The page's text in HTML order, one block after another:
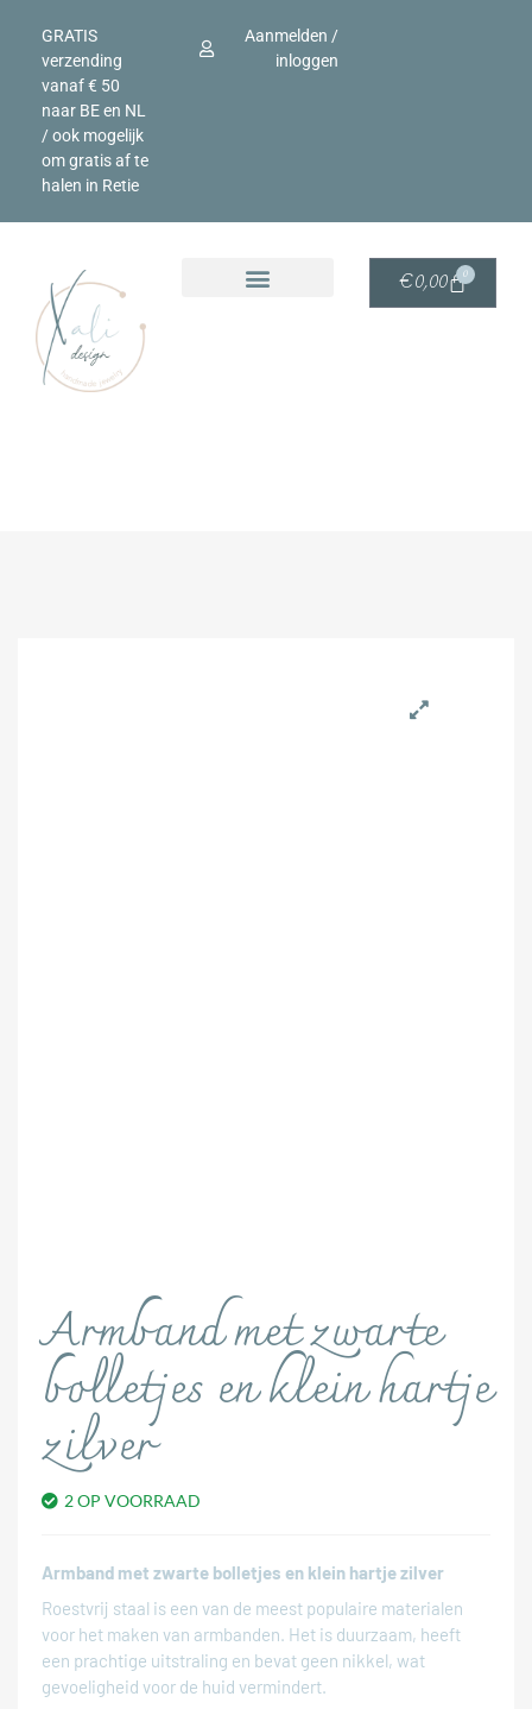
GRATIS
verzending
vanaf € 50
naar BE en NL
/ ook mogelijk
om gratis af te
halen in Retie
Aanmelden /
inloggen
€0,00 0
Armband met zwarte
bolletjes en klein hartje
zilver
2 OP VOORRAAD
Armband met zwarte bolletjes en klein hartje zilver
Roestvrij staal is een van de meest populaire materialen
voor het maken van armbanden. Het is duurzaam, heeft
een prachtige uitstraling en bevat geen nikkel, wat
gevoeligheid voor de huid vermindert.